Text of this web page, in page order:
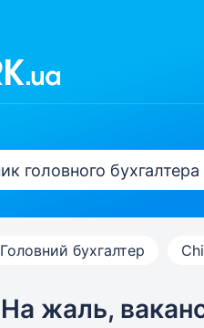
Головний бухгалтер
На жаль,